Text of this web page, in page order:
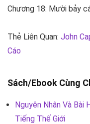
Chương 18: Mười bảy
Thẻ Liên Quan: John
Cáo
Sách/Ebook Cùng
Nguyên Nhân Và Bài
Tiếng Thế Giới